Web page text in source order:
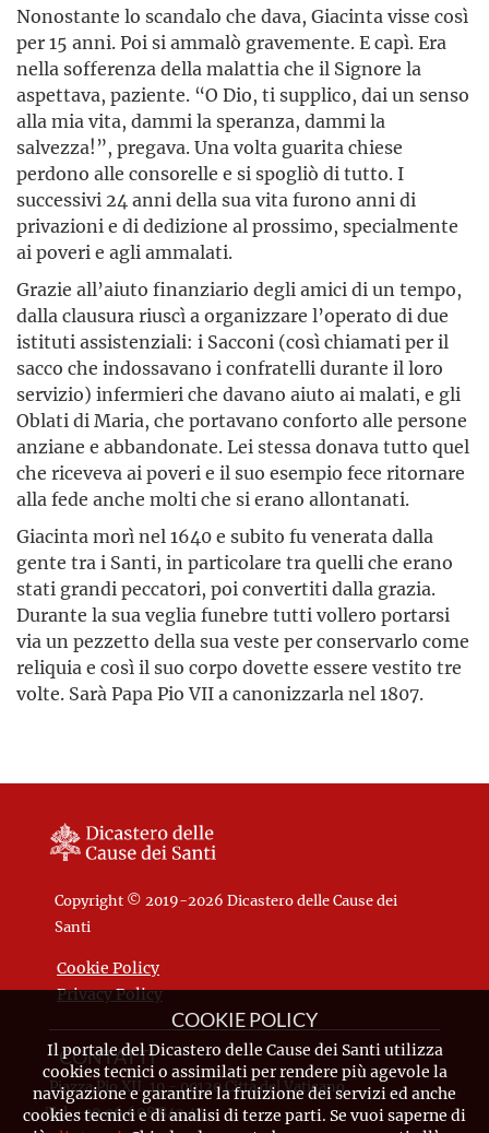
Nonostante lo scandalo che dava, Giacinta visse così
per 15 anni. Poi si ammalò gravemente. E capì. Era
nella sofferenza della malattia che il Signore la
aspettava, paziente. “O Dio, ti supplico, dai un senso
alla mia vita, dammi la speranza, dammi la
salvezza!”, pregava. Una volta guarita chiese
perdono alle consorelle e si spogliò di tutto. I
successivi 24 anni della sua vita furono anni di
privazioni e di dedizione al prossimo, specialmente
ai poveri e agli ammalati.
Grazie all’aiuto finanziario degli amici di un tempo,
dalla clausura riuscì a organizzare l’operato di due
istituti assistenziali: i Sacconi (così chiamati per il
sacco che indossavano i confratelli durante il loro
servizio) infermieri che davano aiuto ai malati, e gli
Oblati di Maria, che portavano conforto alle persone
anziane e abbandonate. Lei stessa donava tutto quel
che riceveva ai poveri e il suo esempio fece ritornare
alla fede anche molti che si erano allontanati.
Giacinta morì nel 1640 e subito fu venerata dalla
gente tra i Santi, in particolare tra quelli che erano
stati grandi peccatori, poi convertiti dalla grazia.
Durante la sua veglia funebre tutti vollero portarsi
via un pezzetto della sua veste per conservarlo come
reliquia e così il suo corpo dovette essere vestito tre
volte. Sarà Papa Pio VII a canonizzarla nel 1807.
Copyright © 2019-2026 Dicastero delle Cause dei
Santi
Cookie Policy
Privacy Policy
CONTATTI
Piazza Pio XII, 10 - 00120 Città del Vaticano
Tel. +39.06.698.842.44
COOKIE POLICY
Il portale del Dicastero delle Cause dei Santi utilizza
cookies tecnici o assimilati per rendere più agevole la
navigazione e garantire la fruizione dei servizi ed anche
cookies tecnici e di analisi di terze parti. Se vuoi saperne di